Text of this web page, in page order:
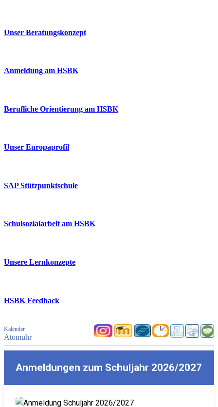
Unser Beratungskonzept
Anmeldung am HSBK
Berufliche Orientierung am HSBK
Unser Europaprofil
SAP Stützpunktschule
Schulsozialarbeit am HSBK
Unsere Lernkonzepte
HSBK Feedback
Kalender
Atomuhr
Anmeldungen zum Schuljahr 2026/2027